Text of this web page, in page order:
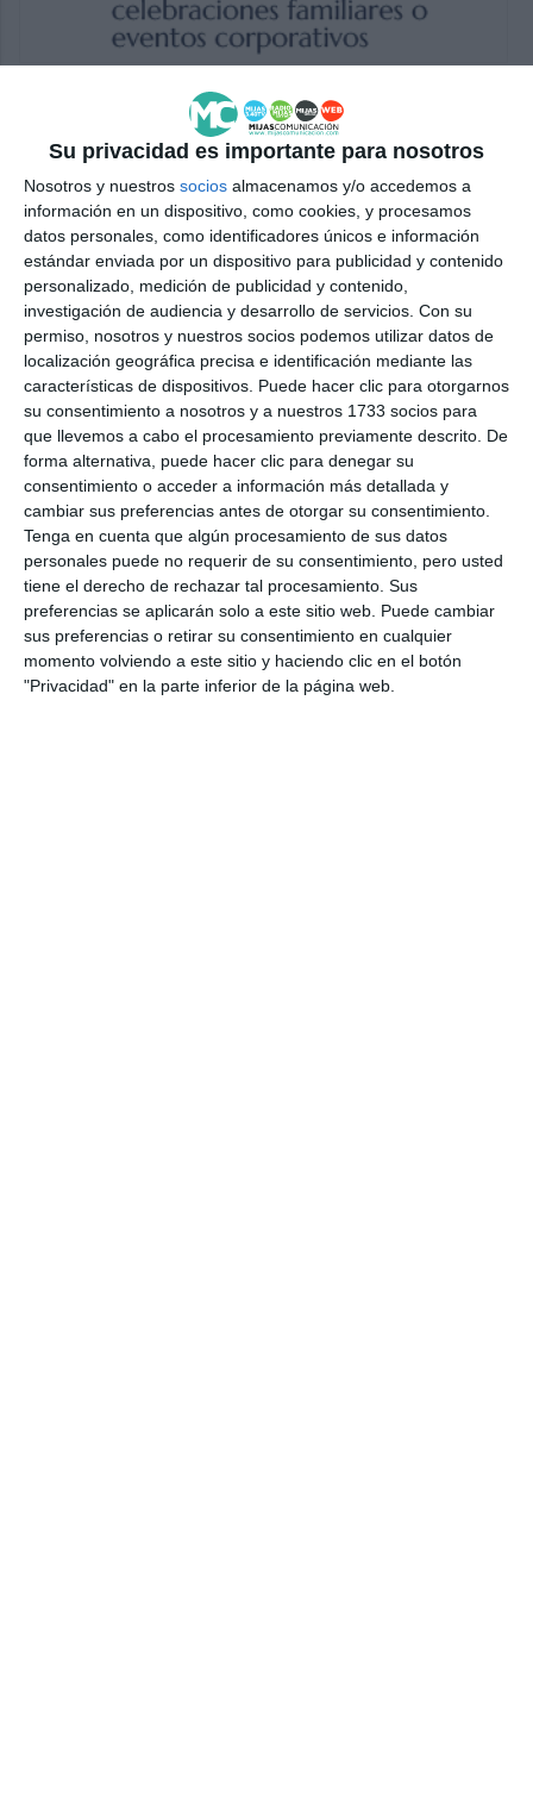
Su privacidad es importante para nosotros
Nosotros y nuestros socios almacenamos y/o accedemos a
información en un dispositivo, como cookies, y procesamos
datos personales, como identificadores únicos e información
estándar enviada por un dispositivo para publicidad y contenido
personalizado, medición de publicidad y contenido,
investigación de audiencia y desarrollo de servicios. Con su
permiso, nosotros y nuestros socios podemos utilizar datos de
localización geográfica precisa e identificación mediante las
características de dispositivos. Puede hacer clic para otorgarnos
su consentimiento a nosotros y a nuestros 1733 socios para
que llevemos a cabo el procesamiento previamente descrito. De
forma alternativa, puede hacer clic para denegar su
consentimiento o acceder a información más detallada y
cambiar sus preferencias antes de otorgar su consentimiento.
Tenga en cuenta que algún procesamiento de sus datos
personales puede no requerir de su consentimiento, pero usted
tiene el derecho de rechazar tal procesamiento. Sus
preferencias se aplicarán solo a este sitio web. Puede cambiar
sus preferencias o retirar su consentimiento en cualquier
momento volviendo a este sitio y haciendo clic en el botón
"Privacidad" en la parte inferior de la página web.